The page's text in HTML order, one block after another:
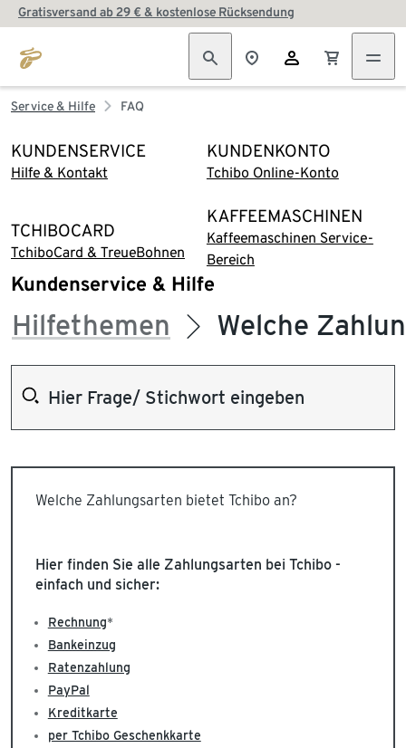
Gratisversand ab 29 € & kostenlose Rücksendung
Service & Hilfe FAQ
KUNDENSERVICE
Hilfe & Kontakt
KUNDENKONTO
Tchibo Online-Konto
TCHIBOCARD
TchiboCard & TreueBohnen
KAFFEEMASCHINEN
Kaffeemaschinen Service-
Bereich
Kundenservice & Hilfe
Hilfethemen Welche
Welche Zahlungsarten bietet Tchibo an?
Hier finden Sie alle Zahlungsarten bei Tchibo -
einfach und sicher:
Rechnung*
Bankeinzug
Ratenzahlung
PayPal
Kreditkarte
per Tchibo Geschenkkarte